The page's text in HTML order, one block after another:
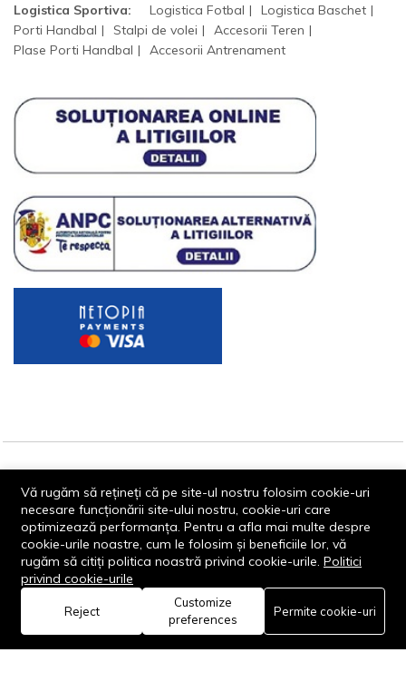
Logistica Sportiva: Logistica Fotbal
Logistica Baschet
Porti Handbal
Stalpi de volei
Accesorii Teren
Plase Porti Handbal
Accesorii Antrenament
© 2013-2026 - Dornik Total Services S.R.L. CUI 32211812
Reg.Com. J13/1996/2013, Str. Transilvaniei, Nr. 19A
Rămâi conectat:
Acasă Categorie
0
Coș Favorite Cont
Vă rugăm să rețineți că pe site-ul nostru folosim cookie-uri
necesare funcționării site-ului nostru, cookie-uri care
optimizează performanța. Pentru a afla mai multe despre
cookie-urile noastre, cum le folosim și beneficiile lor, vă
rugăm să citiți politica noastră privind cookie-urile. Politici
privind cookie-urile
Reject
Customize
preferences
Permite cookie-uri